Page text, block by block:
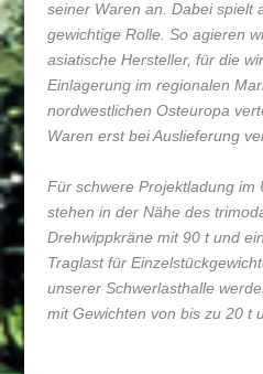
seiner Waren an. Dabei spielt
gewichtige Rolle. So agieren
asiatische Hersteller, für die
Einlagerung im regionalen
nordwestlichen Osteuropa
Waren erst bei Auslieferung
Für schwere Projektladung im
stehen in der Nähe des
Drehwippkräne mit 90 t und
Traglast für
unserer Schwerlasthalle
mit Gewichten von bis zu 20 t